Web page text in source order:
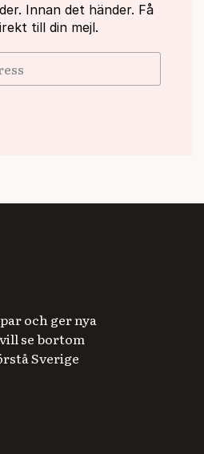
Innan det händer. Få
till din mejl.
och ger nya
se bortom
Sverige